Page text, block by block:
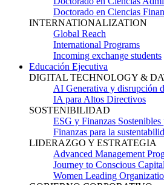
Doctorado en Ciencias
INTERNATIONALIZATION
Global Reach
International Programs
Incoming exchange students
Educación Ejecutiva
DIGITAL TECHNOLOGY &
AI Generativa y disrupción
IA para Altos Directivos
SOSTENIBILIDAD
ESG y Finanzas Sostenibles
Finanzas para la
LIDERAZGO Y ESTRATEGIA
Advanced Management
Journey to Conscious
Women Leading